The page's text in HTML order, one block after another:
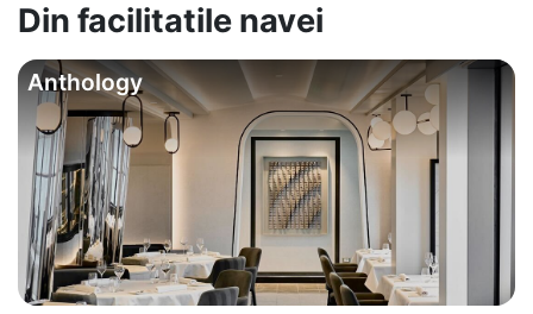
Din facilitatile navei
Anthology